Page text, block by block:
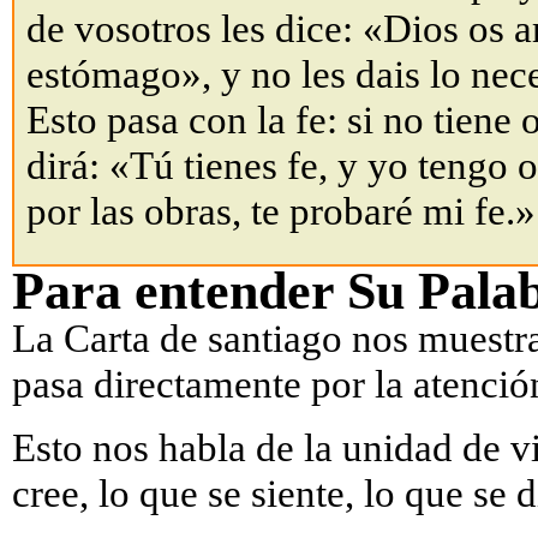
de vosotros les dice: «Dios os
estómago», y no les dais lo
Esto pasa con la fe: si no tiene
dirá: «Tú tienes fe, y yo tengo
por las obras, te probaré mi fe.»
Para entender Su
La Carta de santiago nos
pasa directamente por la
Esto nos habla de la unidad de
cree, lo que se siente, lo que se